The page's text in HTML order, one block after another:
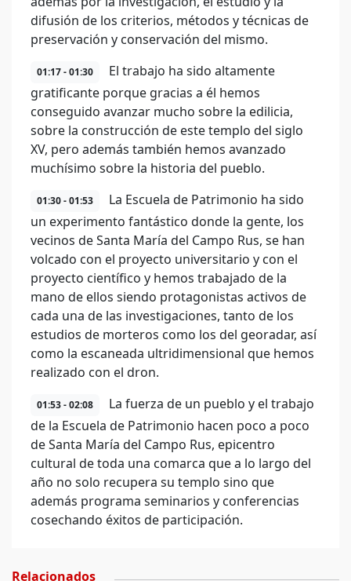
difusión de los criterios, métodos y técnicas de
preservación y conservación del mismo.
01:17 - 01:30
El trabajo ha sido altamente
gratificante porque gracias a él hemos
conseguido avanzar mucho sobre la edilicia,
sobre la construcción de este templo del siglo
XV, pero además también hemos avanzado
muchísimo sobre la historia del pueblo.
01:30 - 01:53
La Escuela de Patrimonio ha sido
un experimento fantástico donde la gente, los
vecinos de Santa María del Campo Rus, se han
volcado con el proyecto universitario y con el
proyecto científico y hemos trabajado de la
mano de ellos siendo protagonistas activos de
cada una de las investigaciones, tanto de los
estudios de morteros como los del georadar, así
como la escaneada ultridimensional que hemos
realizado con el dron.
01:53 - 02:08
La fuerza de un pueblo y el trabajo
de la Escuela de Patrimonio hacen poco a poco
de Santa María del Campo Rus, epicentro
cultural de toda una comarca que a lo largo del
año no solo recupera su templo sino que
además programa seminarios y conferencias
cosechando éxitos de participación.
Relacionados